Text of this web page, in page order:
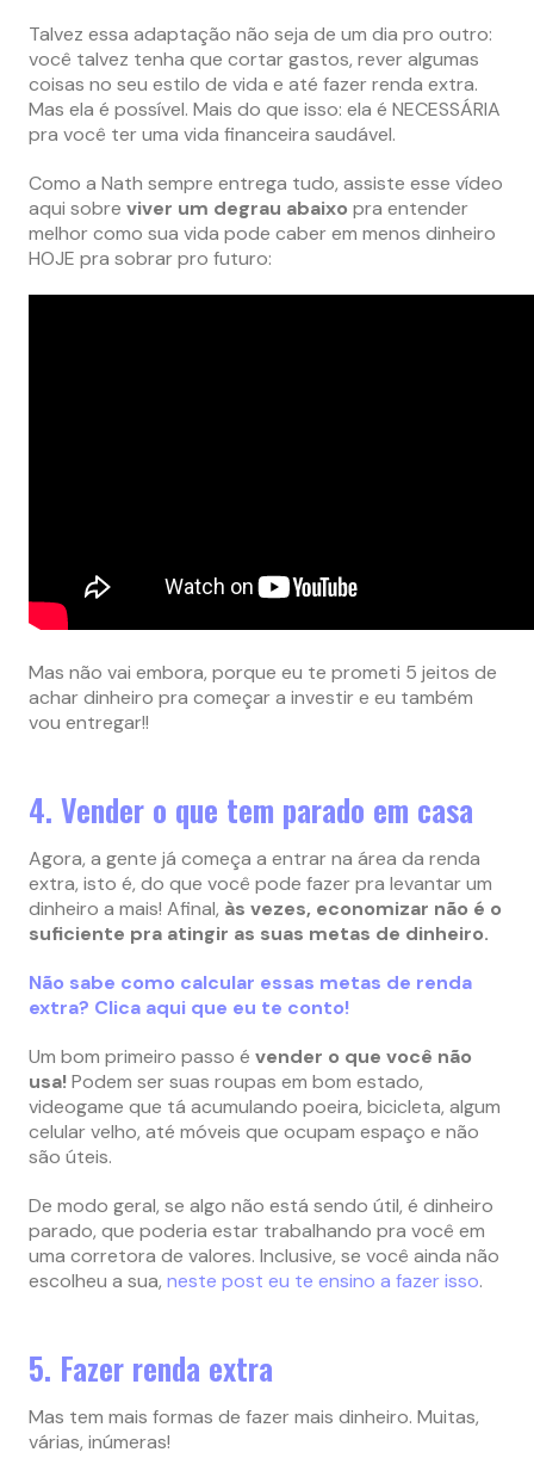
Talvez essa adaptação não seja de um dia pro outro:
você talvez tenha que cortar gastos, rever algumas
coisas no seu estilo de vida e até fazer renda extra.
Mas ela é possível. Mais do que isso: ela é NECESSÁRIA
pra você ter uma vida financeira saudável.
Como a Nath sempre entrega tudo, assiste esse vídeo
aqui sobre viver um degrau abaixo pra entender
melhor como sua vida pode caber em menos dinheiro
HOJE pra sobrar pro futuro:
Mas não vai embora, porque eu te prometi 5 jeitos de
achar dinheiro pra começar a investir e eu também
vou entregar!!
4. Vender o que tem parado em casa
Agora, a gente já começa a entrar na área da renda
extra, isto é, do que você pode fazer pra levantar um
dinheiro a mais! Afinal, às vezes, economizar não é o
suficiente pra atingir as suas metas de dinheiro.
Não sabe como calcular essas metas de renda
extra? Clica aqui que eu te conto!
Um bom primeiro passo é vender o que você não
usa!Podem ser suas roupas em bom estado,
videogame que tá acumulando poeira, bicicleta, algum
celular velho, até móveis que ocupam espaço e não
são úteis.
De modo geral, se algo não está sendo útil, é dinheiro
parado, que poderia estar trabalhando pra você em
uma corretora de valores. Inclusive, se você ainda não
escolheu a sua, neste post eu te ensino a fazer isso.
5. Fazer renda extra
Mas tem mais formas de fazer mais dinheiro. Muitas,
várias, inúmeras!